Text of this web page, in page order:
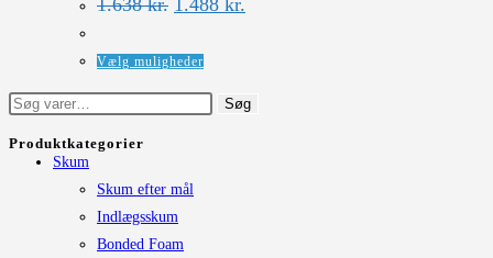
på
1.638kr.
var:
1.488 kr.
Vælg muligheder
har
Søg
Søg
Produktkategorier
Skum
Skum efter mål
Indlægsskum
Bonded Foam